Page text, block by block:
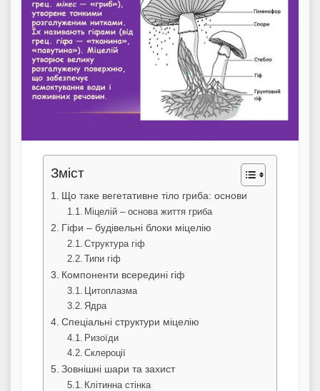
Зміст
Що таке вегетативне тіло гриба: основи
Міцелій – основа життя гриба
Гіфи – будівельні блоки міцелію
Структура гіф
Типи гіф
Компоненти всередині гіф
Цитоплазма
Ядра
Спеціальні структури міцелію
Ризоїди
Склероції
Зовнішні шари та захист
Клітинна стінка